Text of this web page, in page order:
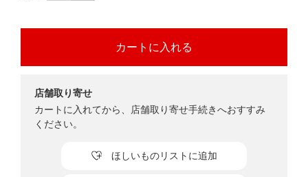
ほしいものリストに追加
店舗取り寄せ
カートに入れてから、店舗取り寄せ手続きへおすすみ
ください。